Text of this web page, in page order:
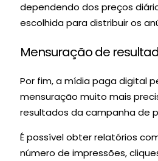
dependendo dos preços
escolhida para distribuir os
Mensuração de
Por fim, a mídia paga digital
mensuração muito mais
resultados da campanha de
É possível obter relatórios
número de impressões,